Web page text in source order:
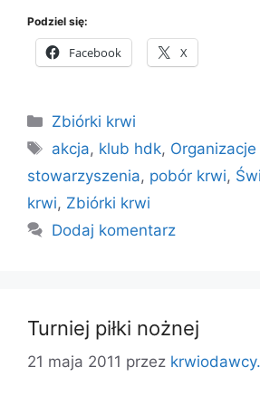
Podziel się:
Facebook X
Kategorie
Zbiórki krwi
Tagi
akcja, klub hdk, Organizacje
stowarzyszenia, pobór krwi,
krwi, Zbiórki krwi
Dodaj komentarz
Turniej piłki nożnej
21 maja 2011 przez